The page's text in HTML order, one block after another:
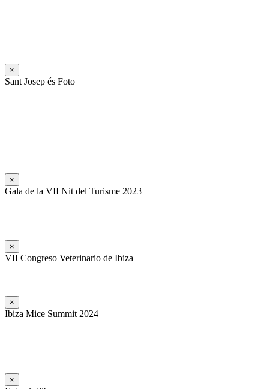
×
Sant Josep és Foto
×
Gala de la VII Nit del Turisme 2023
×
VII Congreso Veterinario de Ibiza
×
Ibiza Mice Summit 2024
×